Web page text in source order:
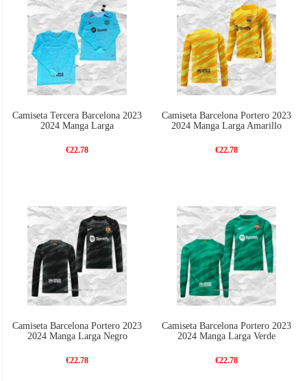
Camiseta Tercera Barcelona 2023
2024 Manga Larga
€22.78
Camiseta Barcelona Portero 2023
2024 Manga Larga Amarillo
€22.78
Camiseta Barcelona Portero 2023
2024 Manga Larga Negro
€22.78
Camiseta Barcelona Portero 2023
2024 Manga Larga Verde
€22.78